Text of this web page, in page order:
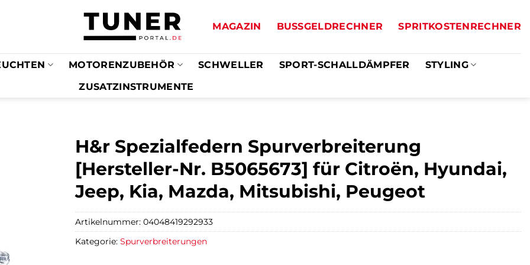
MAGAZIN BUSSGELDRECHNER SPRITKOSTENRECHNER
MOTORENZUBEHÖR SCHWELLER SPORT-SCHALLDÄMPFER
STYLING
ZUSATZINSTRUMENTE
H&r Spezialfedern Spurverbreiterung
[Hersteller-Nr. B5065673] für Citroën, Hyundai,
Jeep, Kia, Mazda, Mitsubishi, Peugeot
Artikelnummer: 04048419292933
Kategorie: Spurverbreiterungen